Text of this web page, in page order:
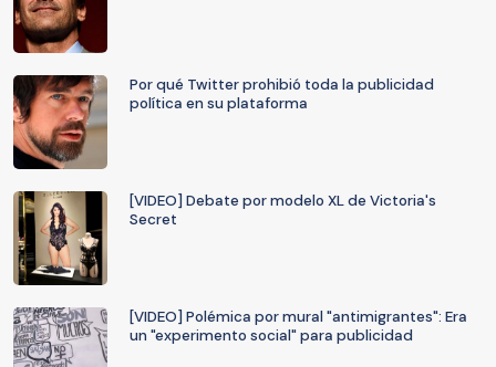
Por qué Twitter prohibió toda la publicidad
política en su plataforma
[VIDEO] Debate por modelo XL de Victoria's
Secret
[VIDEO] Polémica por mural "antimigrantes": Era
un "experimento social" para publicidad